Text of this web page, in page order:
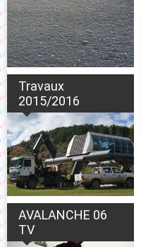
Travaux
2015/2016
AVALANCHE 06
TV